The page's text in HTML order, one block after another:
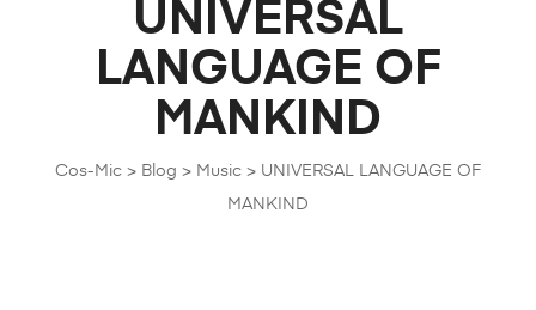
Cos-Mic > Blog > Music > UNIVERSAL LANGUAGE OF
MANKIND
UNIVERSAL
LANGUAGE OF
MANKIND